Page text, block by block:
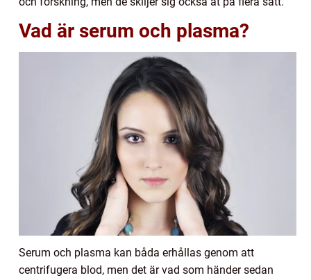
Vad är serum och plasma?
Serum och plasma kan båda erhållas genom att
centrifugera blod, men det är vad som händer sedan